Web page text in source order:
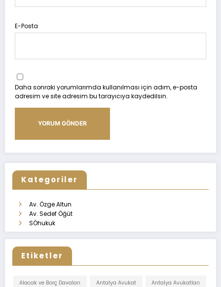
E-Posta
Daha sonraki yorumlarımda kullanılması için adım, e-posta
adresim ve site adresim bu tarayıcıya kaydedilsin.
Kategoriler
Av. Özge Altun
Av. Sedef Öğüt
SÖhukuk
Etiketler
Alacak ve Borç Davaları Antalya Avukat Antalya Avukatları